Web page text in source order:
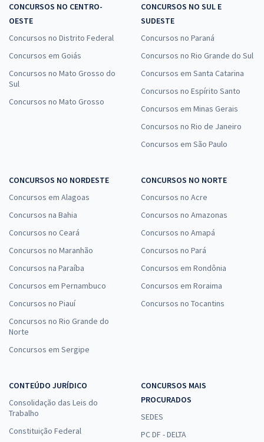
CONCURSOS NO CENTRO-
OESTE
Concursos no Distrito Federal
Concursos em Goiás
Concursos no Mato Grosso do
Sul
Concursos no Mato Grosso
CONCURSOS NO SUL E
SUDESTE
Concursos no Paraná
Concursos no Rio Grande do Sul
Concursos em Santa Catarina
Concursos no Espírito Santo
Concursos em Minas Gerais
Concursos no Rio de Janeiro
Concursos em São Paulo
CONCURSOS NO NORDESTE
Concursos em Alagoas
Concursos na Bahia
Concursos no Ceará
Concursos no Maranhão
Concursos na Paraíba
Concursos em Pernambuco
Concursos no Piauí
Concursos no Rio Grande do
Norte
Concursos em Sergipe
CONCURSOS NO NORTE
Concursos no Acre
Concursos no Amazonas
Concursos no Amapá
Concursos no Pará
Concursos em Rondônia
Concursos em Roraima
Concursos no Tocantins
CONTEÚDO JURÍDICO
Consolidação das Leis do
Trabalho
Constituição Federal
CONCURSOS MAIS
PROCURADOS
SEDES
PC DF - DELTA